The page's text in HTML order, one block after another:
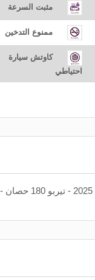
مثبت السرعة
ممنوع التدخين
كاوتش سيارة
احتياطي